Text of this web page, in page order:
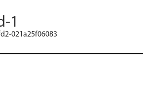
1
021a25f06083